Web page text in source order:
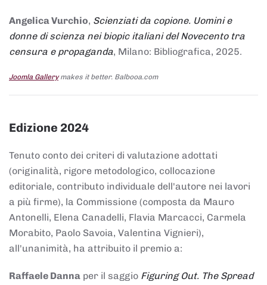
Angelica Vurchio, Scienziati da copione. Uomini e
donne di scienza nei biopic italiani del Novecento tra
censura e propaganda, Milano: Bibliografica, 2025.
Joomla Gallerymakes it better. Balbooa.com
Edizione 2024
Tenuto conto dei criteri di valutazione adottati
(originalità, rigore metodologico, collocazione
editoriale, contributo individuale dell'autore nei lavori
a più firme), la Commissione (composta da Mauro
Antonelli, Elena Canadelli, Flavia Marcacci, Carmela
Morabito, Paolo Savoia, Valentina Vignieri),
all'unanimità, ha attribuito il premio a:
Raffaele Danna per il saggio Figuring Out. The Spread